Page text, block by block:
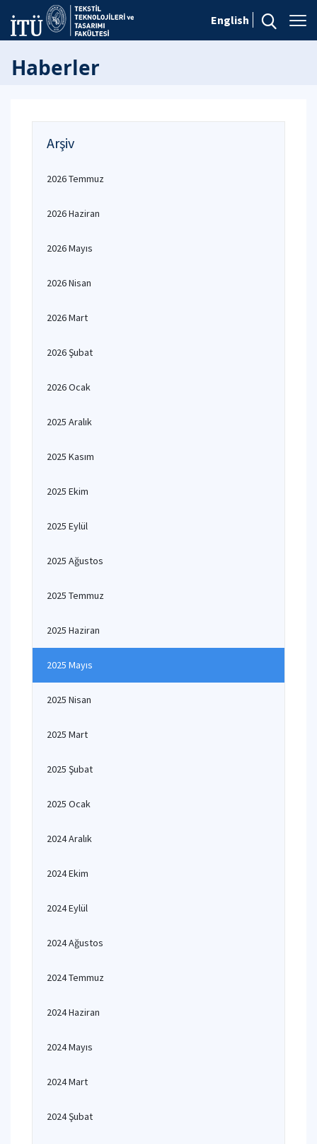
English
Haberler
Arşiv
2026 Temmuz
2026 Haziran
2026 Mayıs
2026 Nisan
2026 Mart
2026 Şubat
2026 Ocak
2025 Aralık
2025 Kasım
2025 Ekim
2025 Eylül
2025 Ağustos
2025 Temmuz
2025 Haziran
2025 Mayıs
2025 Nisan
2025 Mart
2025 Şubat
2025 Ocak
2024 Aralık
2024 Ekim
2024 Eylül
2024 Ağustos
2024 Temmuz
2024 Haziran
2024 Mayıs
2024 Mart
2024 Şubat